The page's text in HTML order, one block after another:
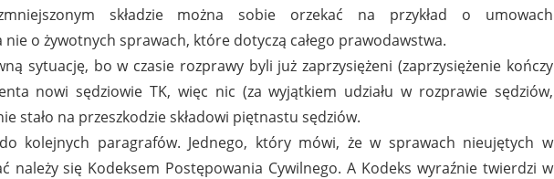
składzie można sobie orzekać na przykład o umowach
o żywotnych sprawach, które dotyczą całego prawodawstwa.
sytuację, bo w czasie rozprawy byli już zaprzysiężeni (zaprzysiężenie kończy
nowi sędziowie TK, więc nic (za wyjątkiem udziału w rozprawie sędziów,
stało na przeszkodzie składowi piętnastu sędziów.
kolejnych paragrafów. Jednego, który mówi, że w sprawach nieujętych w
należy się Kodeksem Postępowania Cywilnego. A Kodeks wyraźnie twierdzi w